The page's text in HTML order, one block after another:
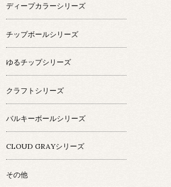
ディープカラーシリーズ
チップボールシリーズ
ゆるチップシリーズ
クラフトシリーズ
バルキーボールシリーズ
CLOUD GRAYシリーズ
その他